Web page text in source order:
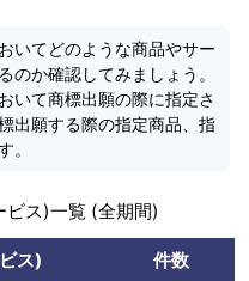
いてどのような商品やサー
のか確認してみましょう。
いて商標出願の際に指定さ
出願する際の指定商品、指
。
ビス)一覧 (全期間)
ス) 件数